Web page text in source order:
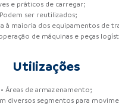
e práticos de carregar;
Podem ser reutilizados;
à maioria dos equipamentos de
de máquinas e peças
Utilizações
• Áreas de armazenamento;
diversos segmentos para